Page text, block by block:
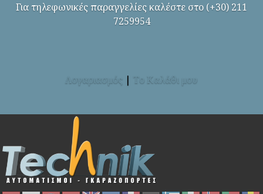
Για τηλεφωνικές παραγγελίες καλέστε στο (+30) 211
7259954
Λογαριασμός | Το Καλάθι μου